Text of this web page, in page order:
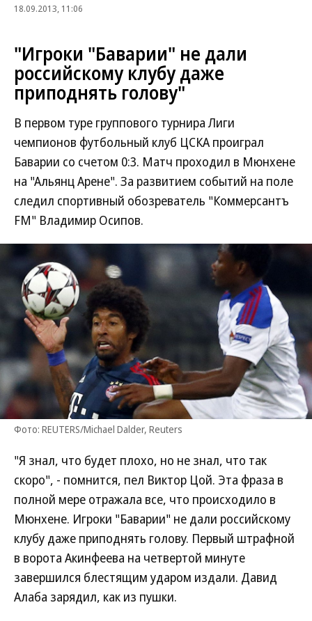
18.09.2013, 11:06
"Игроки "Баварии" не дали
российскому клубу даже
приподнять голову"
В первом туре группового турнира Лиги
чемпионов футбольный клуб ЦСКА проиграл
Баварии со счетом 0:3. Матч проходил в Мюнхене
на "Альянц Арене". За развитием событий на поле
следил спортивный обозреватель "Коммерсантъ
FM" Владимир Осипов.
Фото: REUTERS/Michael Dalder, Reuters
"Я знал, что будет плохо, но не знал, что так
скоро", - помнится, пел Виктор Цой. Эта фраза в
полной мере отражала все, что происходило в
Мюнхене. Игроки "Баварии" не дали российскому
клубу даже приподнять голову. Первый штрафной
в ворота Акинфеева на четвертой минуте
завершился блестящим ударом издали. Давид
Алаба зарядил, как из пушки.